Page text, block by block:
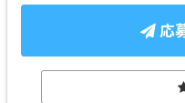
応